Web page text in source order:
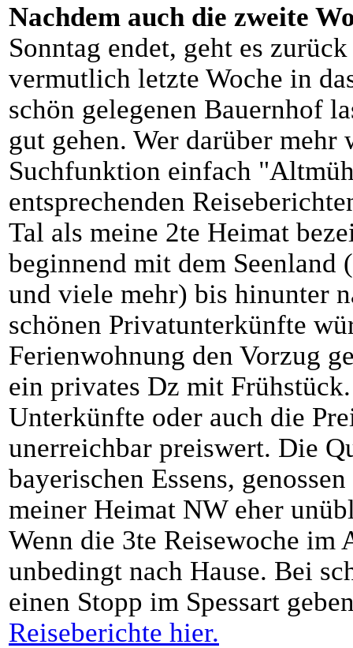
Nachdem auch die zweite
Sonntag endet, geht es
vermutlich letzte Woche in
schön gelegenen Bauernhof
gut gehen. Wer darüber
Suchfunktion einfach
entsprechenden
Tal als meine 2te Heimat
beginnend mit dem Seenland
und viele mehr) bis hinunter
schönen Privatunterkünfte
Ferienwohnung den Vorzug
ein privates Dz mit
Unterkünfte oder auch die
unerreichbar preiswert. Die
bayerischen Essens,
meiner Heimat NW eher
Wenn die 3te Reisewoche im
unbedingt nach Hause. Bei
einen Stopp im Spessart
Reiseberichte hier.